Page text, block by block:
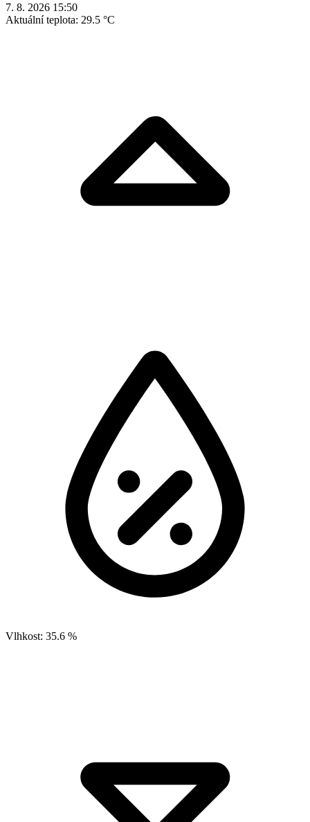
7. 8. 2026 15:50
Aktuální teplota: 29.5 °C
Vlhkost: 35.6 %